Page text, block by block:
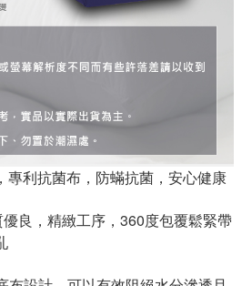
利抗菌布，防蟎抗菌，安心健康
良，精緻工序，360度包覆鬆緊帶